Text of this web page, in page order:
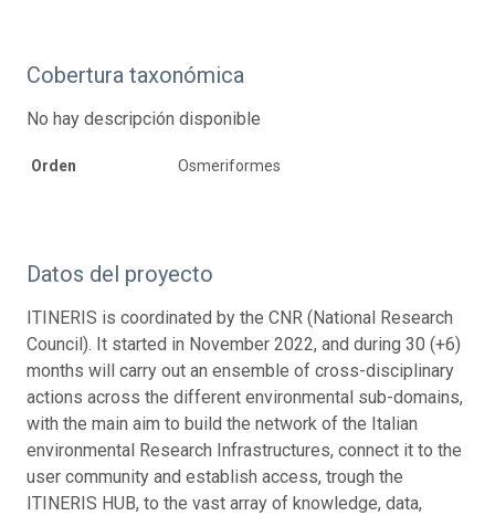
Cobertura taxonómica
No hay descripción disponible
Orden Osmeriformes
Datos del proyecto
ITINERIS is coordinated by the CNR (National Research
Council). It started in November 2022, and during 30 (+6)
months will carry out an ensemble of cross-disciplinary
actions across the different environmental sub-domains,
with the main aim to build the network of the Italian
environmental Research Infrastructures, connect it to the
user community and establish access, trough the
ITINERIS HUB, to the vast array of knowledge, data,